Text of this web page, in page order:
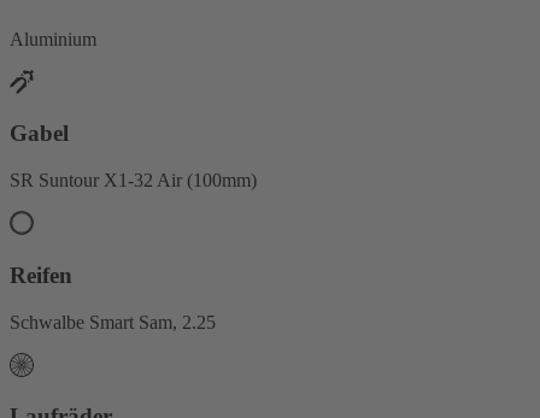
Aluminium
Gabel
SR Suntour X1-32 Air (100mm)
Reifen
Schwalbe Smart Sam, 2.25